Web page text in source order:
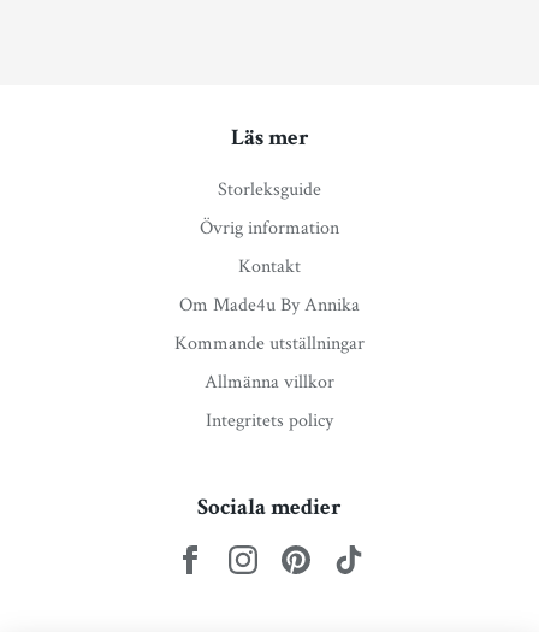
Läs mer
Storleksguide
Övrig information
Kontakt
Om Made4u By Annika
Kommande utställningar
Allmänna villkor
Integritets policy
Sociala medier